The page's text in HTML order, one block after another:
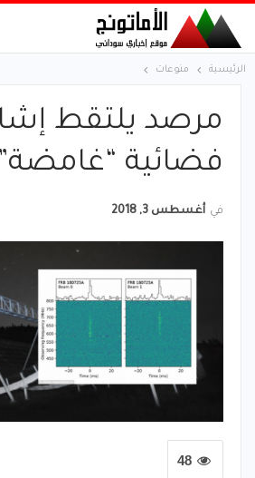
الرئيسية منوعات
مرصد يلتقط
فضائية “غامضة”
في أغسطس 3, 2018
48